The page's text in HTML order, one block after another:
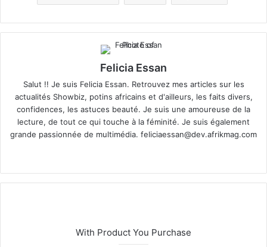
Felicia Essan
Salut !! Je suis Felicia Essan. Retrouvez mes articles sur les
actualités Showbiz, potins africains et d'ailleurs, les faits divers,
confidences, les astuces beauté. Je suis une amoureuse de la
lecture, de tout ce qui touche à la féminité. Je suis également
grande passionnée de multimédia. feliciaessan@dev.afrikmag.com
te
With Product You Purchase